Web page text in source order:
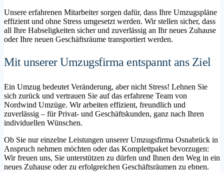
Unsere erfahrenen Mitarbeiter sorgen dafür, dass Ihre Umzugspläne
effizient und ohne Stress umgesetzt werden. Wir stellen sicher, dass
all Ihre Habseligkeiten sicher und zuverlässig an Ihr neues Zuhause
oder Ihre neuen Geschäftsräume transportiert werden.
Mit unserer Umzugsfirma entspannt ans Ziel
Ein Umzug bedeutet Veränderung, aber nicht Stress! Lehnen Sie
sich zurück und vertrauen Sie auf das erfahrene Team von
Nordwind Umzüge. Wir arbeiten effizient, freundlich und
zuverlässig – für Privat- und Geschäftskunden, ganz nach Ihren
individuellen Wünschen.
Ob Sie nur einzelne Leistungen unserer Umzugsfirma Osnabrück in
Anspruch nehmen möchten oder das Komplettpaket bevorzugen:
Wir freuen uns, Sie unterstützen zu dürfen und Ihnen den Weg in ein
neues Zuhause oder zu erfolgreichen Geschäftsräumen zu ebnen.